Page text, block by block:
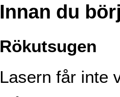
Innan du
Rökutsugen
Lasern får inte